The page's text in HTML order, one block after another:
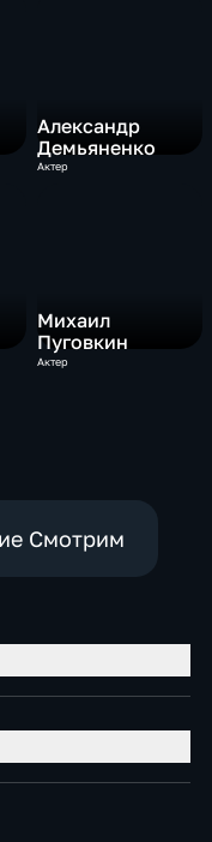
Александр
Демьяненко
Актер
Михаил
Пуговкин
Актер
Смотрим